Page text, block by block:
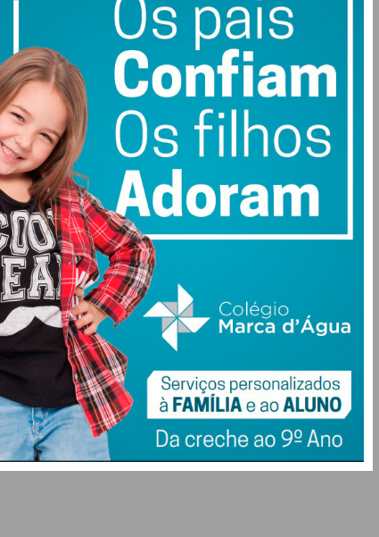
do Imediato
de forma regular a informação
termos e condições